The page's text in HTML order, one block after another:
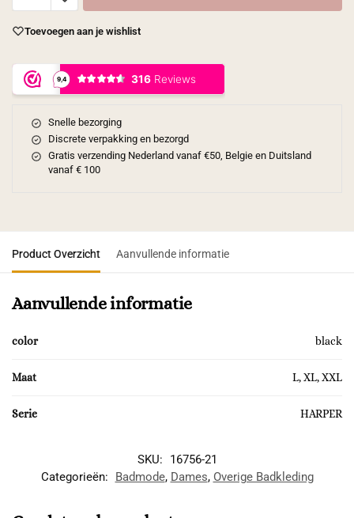
Toevoegen aan je wishlist
Snelle bezorging
Discrete verpakking en bezorgd
Gratis verzending Nederland vanaf €50, Belgie en Duitsland
vanaf € 100
Product Overzicht Aanvullende informatie
Aanvullende informatie
color black
Maat L, XL, XXL
Serie HARPER
SKU:
16756-21
Categorieën:
Badmode, Dames, Overige Badkleding